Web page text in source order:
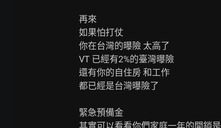
再來
如果怕打仗
你在台灣的曝險 太高了
VT 已經有2%的臺灣曝險
還有你的自住房 和工作
都已經是台灣曝險了
緊急預備金
其實可以看看你們家庭一年的開銷